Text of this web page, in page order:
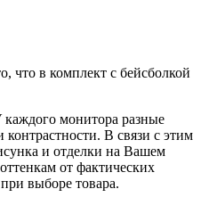
что в комплект с бейсболкой
каждого монитора разные
В связи с этим
и отделки на Вашем
от фактических
выборе товара.